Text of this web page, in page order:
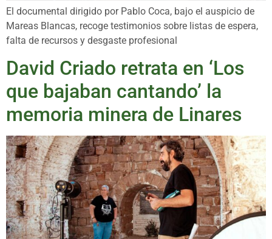
El documental dirigido por Pablo Coca, bajo el auspicio de
Mareas Blancas, recoge testimonios sobre listas de espera,
falta de recursos y desgaste profesional
David Criado retrata en ‘Los
que bajaban cantando’ la
memoria minera de Linares